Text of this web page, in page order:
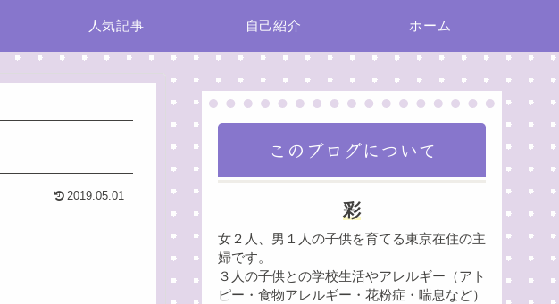
人気記事 自己紹介 ホーム
2019.05.01
このブログについて
彩
女２人、男１人の子供を育てる東京在住の主
婦です。
３人の子供との学校生活やアレルギー（アト
ピー・食物アレルギー・花粉症・喘息など）